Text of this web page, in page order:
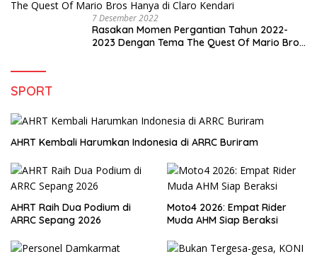
7 Desember 2022
Rasakan Momen Pergantian Tahun 2022-
2023 Dengan Tema The Quest Of Mario Bros
SPORT
AHRT Kembali Harumkan Indonesia di ARRC Buriram
AHRT Raih Dua Podium di
ARRC Sepang 2026
Moto4 2026: Empat Rider
Muda AHM Siap Beraksi